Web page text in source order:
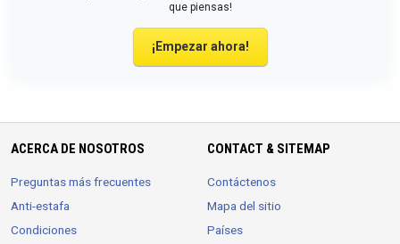
que piensas!
¡Empezar ahora!
ACERCA DE NOSOTROS
Preguntas más frecuentes
Anti-estafa
Condiciones
CONTACT & SITEMAP
Contáctenos
Mapa del sitio
Países